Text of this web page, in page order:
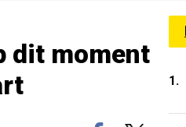
dit moment
1.